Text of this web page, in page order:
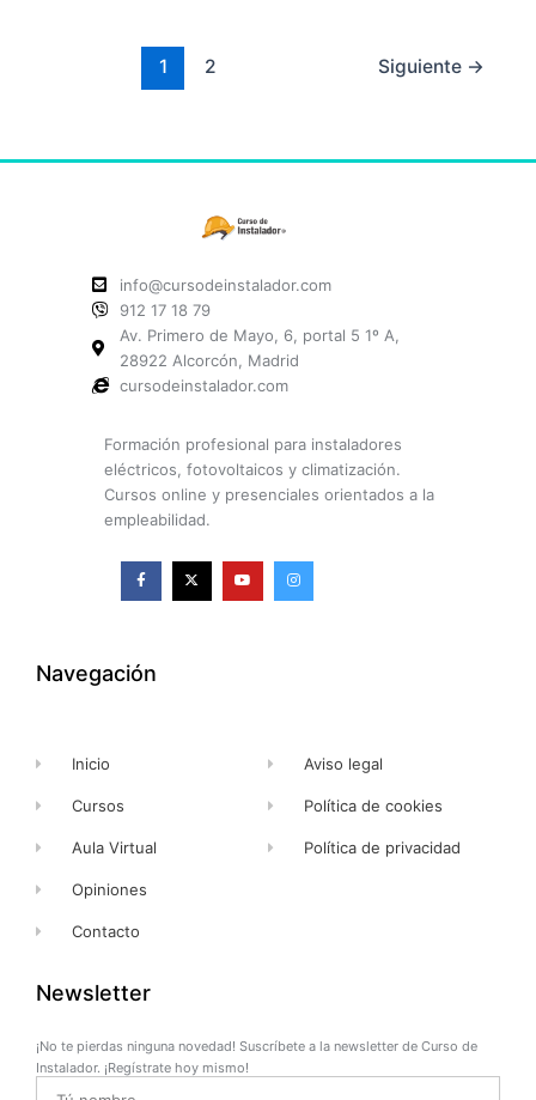
1 2 Siguiente →
info@cursodeinstalador.com
912 17 18 79
Av. Primero de Mayo, 6, portal 5 1º A,
28922 Alcorcón, Madrid
cursodeinstalador.com
Formación profesional para instaladores
eléctricos, fotovoltaicos y climatización.
Cursos online y presenciales orientados a la
empleabilidad.
F
a
k
-
X
-
Y
o
I
n
Navegación
Inicio
Cursos
Aula Virtual
Opiniones
Contacto
Aviso legal
Política de cookies
Política de privacidad
Newsletter
¡No te pierdas ninguna novedad! Suscríbete a la newsletter de Curso de
Instalador. ¡Regístrate hoy mismo!